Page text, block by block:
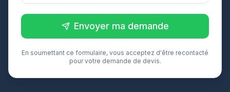
Envoyer ma demande
En soumettant ce formulaire, vous acceptez d'être recontacté
pour votre demande de devis.